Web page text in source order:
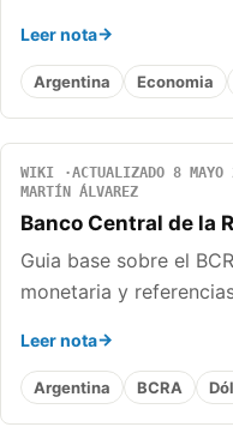
Leer nota
Argentina Economia
WIKI ACTUALIZADO 8 MAYO
MARTÍN ÁLVAREZ
Banco Central de la
Guia base sobre el
monetaria y
Leer nota
Argentina BCRA